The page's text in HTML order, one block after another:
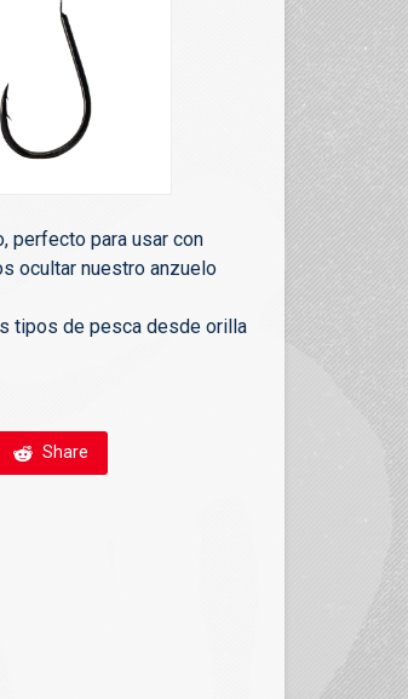
perfecto para usar con
ocultar nuestro anzuelo
tipos de pesca desde orilla
Share